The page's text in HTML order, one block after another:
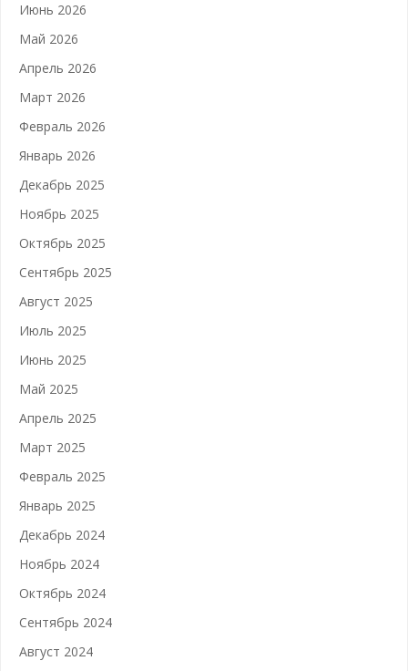
Июнь 2026
Май 2026
Апрель 2026
Март 2026
Февраль 2026
Январь 2026
Декабрь 2025
Ноябрь 2025
Октябрь 2025
Сентябрь 2025
Август 2025
Июль 2025
Июнь 2025
Май 2025
Апрель 2025
Март 2025
Февраль 2025
Январь 2025
Декабрь 2024
Ноябрь 2024
Октябрь 2024
Сентябрь 2024
Август 2024